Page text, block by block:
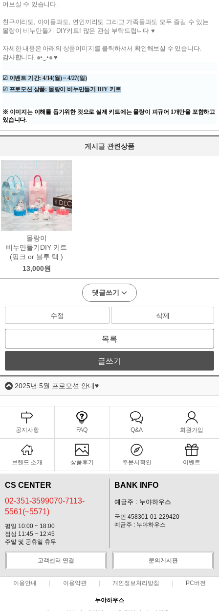
어보실 수 있습니다.
친구끼리도, 아이들과도, 연인끼리도 그리고 가족들과도 모두 즐길 수 있는
몰랑이 비누만들기 DIY키트! 많은 관심 부탁드립니다 ♥
자세한 내용은 아래의 상품이미지를 클릭하셔서 확인해보실 수 있습니다.
감사합니다. ๑•‿•๑ ♥
☑ 이벤트 기간: 4/14(월) ~ 4/27(일)
☑ 프로모션 상품: 몰랑이 비누만들기 DIY 키트
※ 이미지는 이해를 돕기위한 것으로 실제 키트에는 몰랑이 피규어 1개만을 포함하고
있습니다.
게시글 관련상품
몰랑이
비누만들기DIY 키트
(핑크 or 블루 택 )
13,000원
댓글쓰기
수정 삭제
목록
글쓰기
2025년 5월 프로모션 안내♥
공지사항 FAQ Q&A 회원가입
브랜드 소개 상품후기 주문서확인 이벤트
CS CENTER
02-351-3599070-7113-
5561(~5571)
평일 10:00 ~ 18:00
점심 11:45 ~ 12:45
주말 및 공휴일 휴무
BANK INFO
예금주 : 누야하우스
국민 458301-01-229420
예금주 : 누야하우스
고객센터 연결 문의게시판
이용안내 이용약관 개인정보처리방침 PC버전
누야하우스